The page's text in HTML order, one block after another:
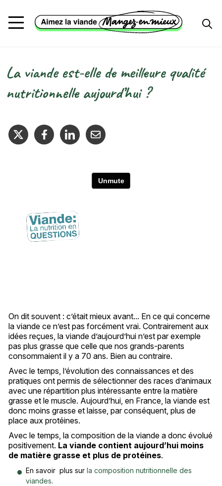
Fil d'Ariane
La viande est-elle de meilleure qualité
nutritionnelle aujourd’hui ?
On dit souvent : c’était mieux avant... En ce qui concerne
la viande ce n’est pas forcément vrai. Contrairement aux
idées reçues, la viande d’aujourd’hui n’est par exemple
pas plus grasse que celle que nos grands-parents
consommaient il y a 70 ans. Bien au contraire.
Avec le temps, l’évolution des connaissances et des
pratiques ont permis de sélectionner des races d’animaux
avec une répartition plus intéressante entre la matière
grasse et le muscle. Aujourd’hui, en France, la viande est
donc moins grasse et laisse, par conséquent, plus de
place aux protéines.
Avec le temps, la composition de la viande a donc évolué
positivement. La viande contient aujourd’hui moins
de matière grasse et plus de protéines.
En savoir plus sur la composition nutritionnelle des
viandes.